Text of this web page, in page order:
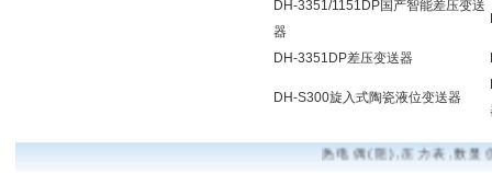
DH-3351/1151DP国产智能差压变送
器
DH-3351DP差压变送器
DH-S300旋入式陶瓷液位变送器
热电偶(阻),压力表,数显